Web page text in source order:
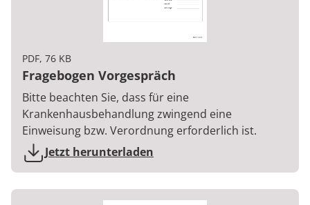
PDF, 76 KB
Fragebogen Vorgespräch
Bitte beachten Sie, dass für eine
Krankenhausbehandlung zwingend eine
Einweisung bzw. Verordnung erforderlich ist.
Jetzt herunterladen